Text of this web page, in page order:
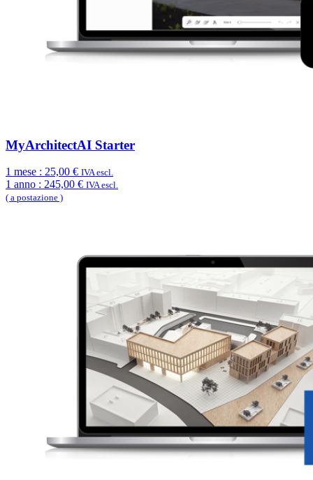
MyArchitectAI Starter
1 mese : 25,00 € IVA escl.
1 anno : 245,00 € IVA escl.
( a postazione )